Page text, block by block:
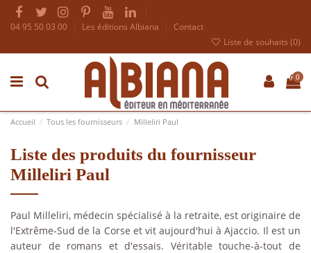
04 95 50 03 00 Les éditions Albiana
Contact
Liste de souhaits (0)
0
Accueil Tous les fournisseurs Milleliri Paul
Liste des produits du fournisseur
Milleliri Paul
Paul Milleliri, médecin spécialisé à la retraite, est originaire de
l'Extrême-Sud de la Corse et vit aujourd'hui à Ajaccio. Il est un
auteur de romans et d'essais. Véritable touche-à-tout de